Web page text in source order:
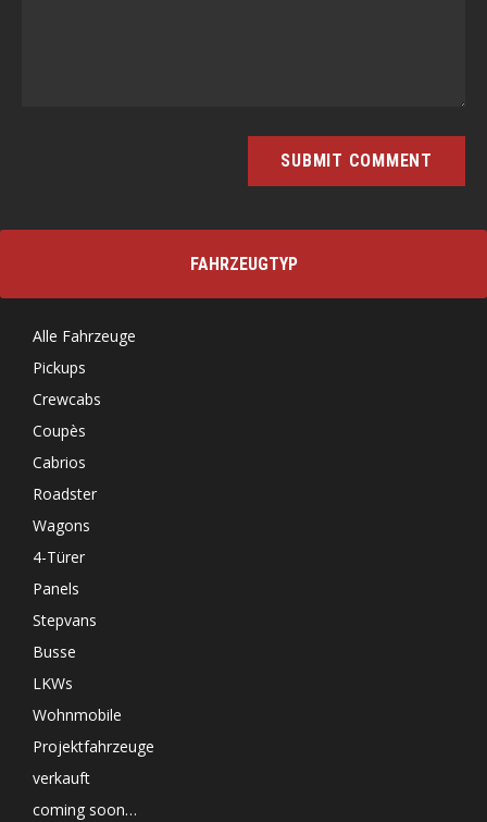
FAHRZEUGTYP
Alle Fahrzeuge
Pickups
Crewcabs
Coupès
Cabrios
Roadster
Wagons
4-Türer
Panels
Stepvans
Busse
LKWs
Wohnmobile
Projektfahrzeuge
verkauft
coming soon…